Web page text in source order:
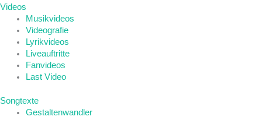
Videos
Musikvideos
Videografie
Lyrikvideos
Liveauftritte
Fanvideos
Last Video
Songtexte
Gestaltenwandler